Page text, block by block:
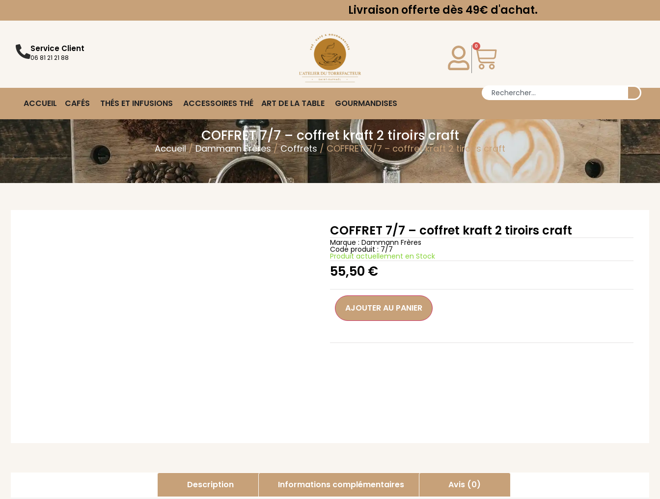
Livraison offerte dès 49€ d'achat.
Service Client
06 81 21 21 88
0
ACCUEIL CAFÉS THÉS ET INFUSIONS ACCESSOIRES THÉ ART DE LA TABLE GOURMANDISES
COFFRET 7/7 – coffret kraft 2 tiroirs craft
Accueil/Dammann Frères/Coffrets / COFFRET 7/7 – coffret kraft 2 tiroirs craft
COFFRET 7/7 – coffret kraft 2 tiroirs craft
Marque : Dammann Frères
Code produit : 7/7
Produit actuellement en Stock
55,50 €
AJOUTER AU PANIER
Description Informations complémentaires Avis (0)